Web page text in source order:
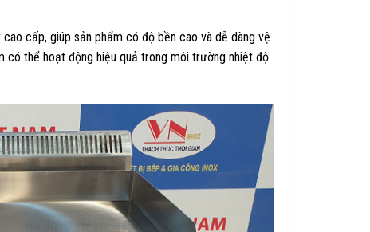
cấp, giúp sản phẩm có độ bền cao và dễ dàng vệ
có thể hoạt động hiệu quả trong môi trường nhiệt độ